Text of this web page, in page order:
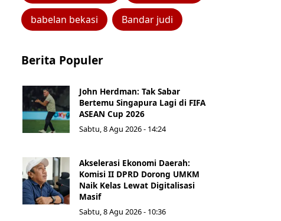
babelan bekasi Bandar judi
Berita Populer
John Herdman: Tak Sabar
Bertemu Singapura Lagi di FIFA
ASEAN Cup 2026
Sabtu, 8 Agu 2026 - 14:24
Akselerasi Ekonomi Daerah:
Komisi II DPRD Dorong UMKM
Naik Kelas Lewat Digitalisasi
Masif
Sabtu, 8 Agu 2026 - 10:36